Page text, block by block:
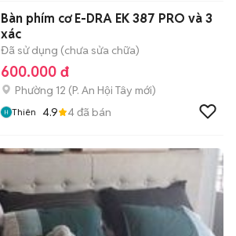
Bàn phím cơ E-DRA EK 387 PRO và 3
xác
Đã sử dụng (chưa sửa chữa)
600.000 đ
Phường 12 (P. An Hội Tây mới)
Thiên 4.9 4đã bán